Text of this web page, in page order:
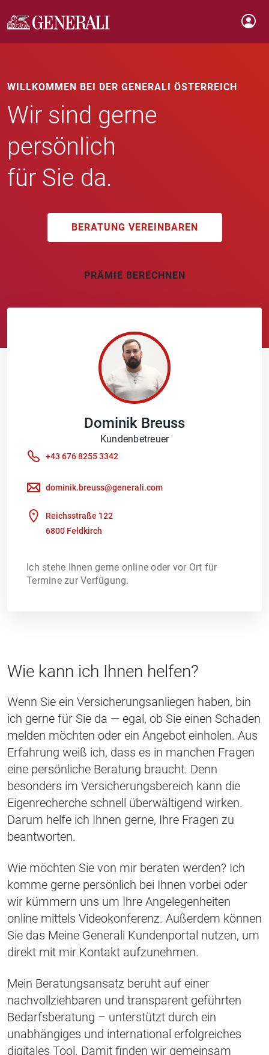
WILLKOMMEN BEI DER GENERALI ÖSTERREICH
Wir sind gerne
persönlich
für Sie da.
BERATUNG VEREINBAREN
PRÄMIE BERECHNEN
Dominik Breuss
Kundenbetreuer
+43 676 8255 3342
dominik.breuss@generali.com
Reichsstraße 122
6800 Feldkirch
Ich stehe Ihnen gerne online oder vor Ort für
Termine zur Verfügung.
Wie kann ich Ihnen helfen?
Wenn Sie ein Versicherungsanliegen haben, bin
ich gerne für Sie da — egal, ob Sie einen Schaden
melden möchten oder ein Angebot einholen. Aus
Erfahrung weiß ich, dass es in manchen Fragen
eine persönliche Beratung braucht. Denn
besonders im Versicherungsbereich kann die
Eigenrecherche schnell überwältigend wirken.
Darum helfe ich Ihnen gerne, Ihre Fragen zu
beantworten.
Wie möchten Sie von mir beraten werden? Ich
komme gerne persönlich bei Ihnen vorbei oder
wir kümmern uns um Ihre Angelegenheiten
online mittels Videokonferenz. Außerdem können
Sie das Meine Generali Kundenportal nutzen, um
direkt mit mir Kontakt aufzunehmen.
Mein Beratungsansatz beruht auf einer
nachvollziehbaren und transparent geführten
Bedarfsberatung – unterstützt durch ein
unabhängiges und international erfolgreiches
digitales Tool. Damit finden wir gemeinsam